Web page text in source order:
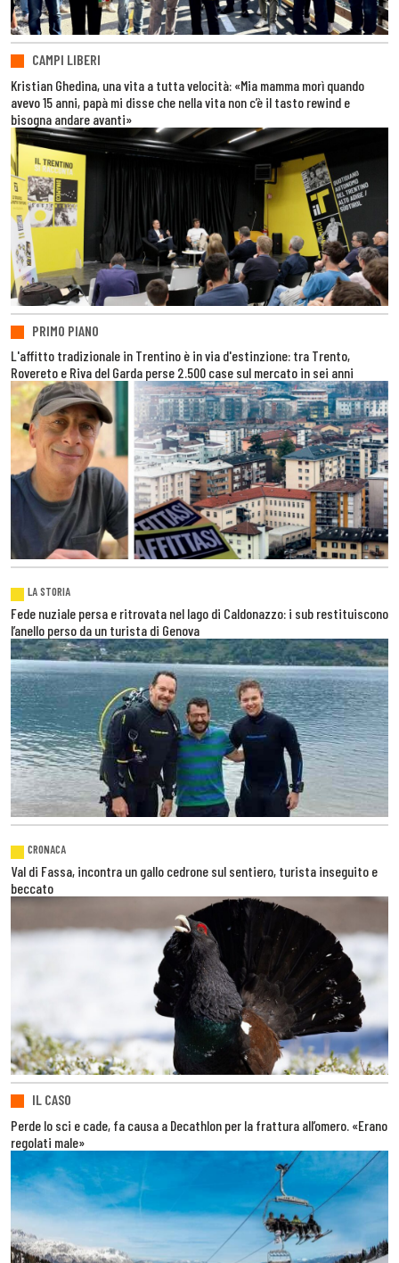
CAMPI LIBERI
Kristian Ghedina, una vita a tutta velocità: «Mia mamma morì quando
avevo 15 anni, papà mi disse che nella vita non c’è il tasto rewind e
bisogna andare avanti»
PRIMO PIANO
L'affitto tradizionale in Trentino è in via d'estinzione: tra Trento,
Rovereto e Riva del Garda perse 2.500 case sul mercato in sei anni
LA STORIA
Fede nuziale persa e ritrovata nel lago di Caldonazzo: i sub restituiscono
l’anello perso da un turista di Genova
CRONACA
Val di Fassa, incontra un gallo cedrone sul sentiero, turista inseguito e
beccato
IL CASO
Perde lo sci e cade, fa causa a Decathlon per la frattura all’omero. «Erano
regolati male»